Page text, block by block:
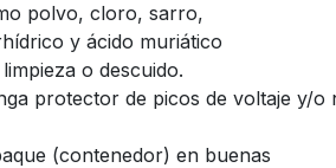
polvo, cloro, sarro,
y ácido muriático
o descuido.
protector de picos de voltaje y/
(contenedor) en buenas